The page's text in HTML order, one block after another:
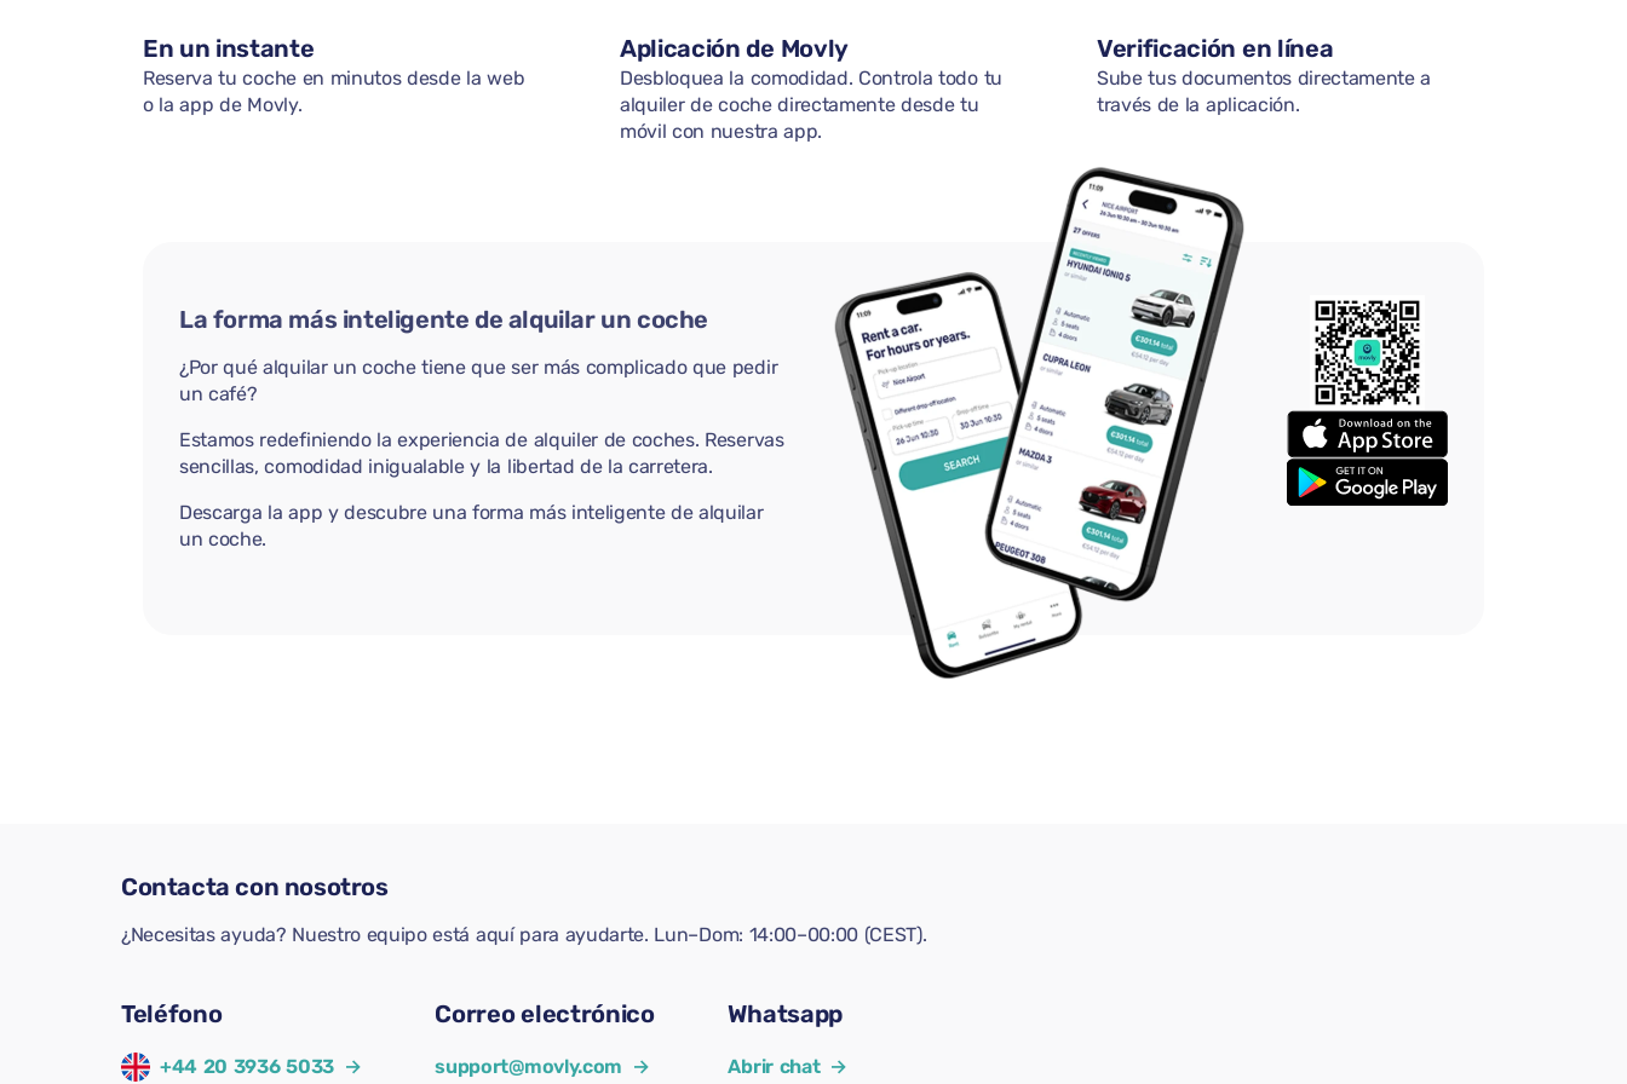
En un instante
Reserva tu coche en minutos desde la web
o la app de Movly.
Aplicación de Movly
Desbloquea la comodidad. Controla todo tu
alquiler de coche directamente desde tu
móvil con nuestra app.
Verificación en línea
Sube tus documentos directamente a
través de la aplicación.
La forma más inteligente de alquilar un coche
¿Por qué alquilar un coche tiene que ser más complicado que pedir
un café?
Estamos redefiniendo la experiencia de alquiler de coches. Reservas
sencillas, comodidad inigualable y la libertad de la carretera.
Descarga la app y descubre una forma más inteligente de alquilar
un coche.
Contacta con nosotros
¿Necesitas ayuda? Nuestro equipo está aquí para ayudarte. Lun–Dom: 14:00–00:00 (CEST).
Teléfono
+44 20 3936 5033 →
Correo electrónico
support@movly.com →
Whatsapp
Abrir chat →